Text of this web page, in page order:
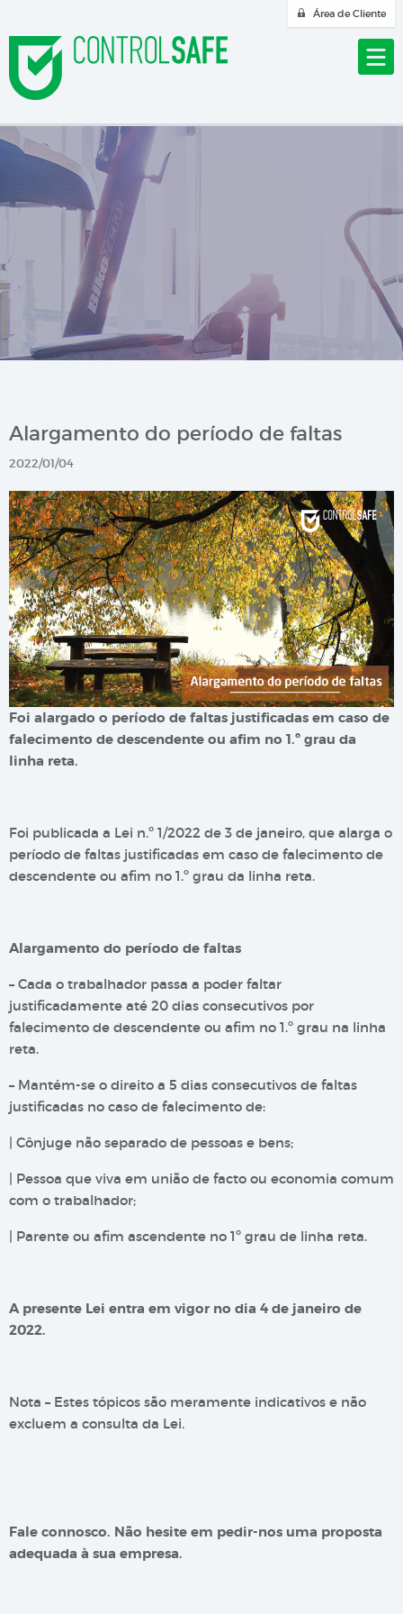
Área de Cliente
Alargamento do período de faltas
2022/01/04
Foi alargado o período de faltas justificadas em caso de
falecimento de descendente ou afim no 1.º grau da
linha reta.
Foi publicada a Lei n.º 1/2022 de 3 de janeiro, que alarga o
período de faltas justificadas em caso de falecimento de
descendente ou afim no 1.º grau da linha reta.
Alargamento do período de faltas
– Cada o trabalhador passa a poder faltar
justificadamente até 20 dias consecutivos por
falecimento de descendente ou afim no 1.º grau na linha
reta.
– Mantém-se o direito a 5 dias consecutivos de faltas
justificadas no caso de falecimento de:
| Cônjuge não separado de pessoas e bens;
| Pessoa que viva em união de facto ou economia comum
com o trabalhador;
| Parente ou afim ascendente no 1º grau de linha reta.
A presente Lei entra em vigor no dia 4 de janeiro de
2022.
Nota – Estes tópicos são meramente indicativos e não
excluem a consulta da Lei.
Fale connosco. Não hesite em pedir-nos uma proposta
adequada à sua empresa.